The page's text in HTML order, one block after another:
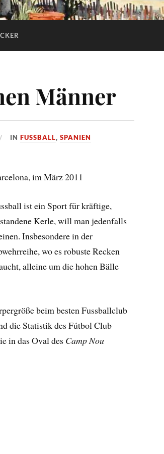
Männer
INFUSSBALL,SPANIEN
im März 2011
ist ein Sport für kräftige,
Kerle, will man jedenfalls
Insbesondere in der
wo es robuste Recken
alleine um die hohen Bälle
beim besten Fussballclub
die Statistik des Fútbol Club
in das Oval des Camp Nou